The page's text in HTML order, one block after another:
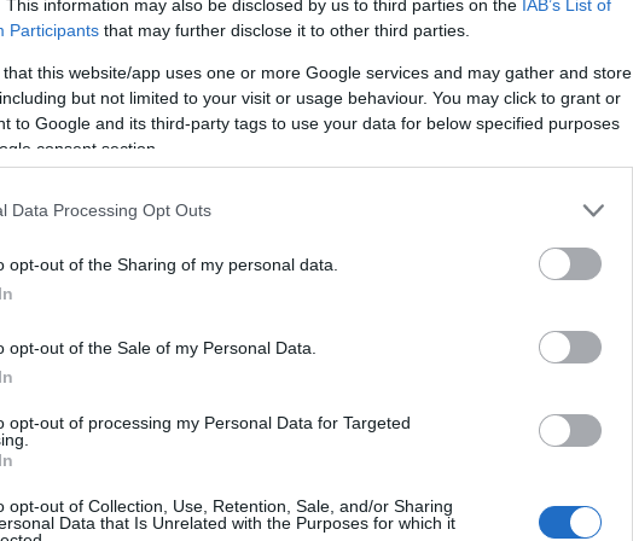
This information may also be disclosed by us to third parties on the IAB’s List of
Participants that may further disclose it to other third parties.
this website/app uses one or more Google services and may gather and store
but not limited to your visit or usage behaviour. You may click to grant or
to Google and its third-party tags to use your data for below specified purposes
consent section.
Data Processing Opt Outs
opt-out of the Sharing of my personal data.
opt-out of the Sale of my Personal Data.
opt-out of processing my Personal Data for Targeted
opt-out of Collection, Use, Retention, Sale, and/or Sharing
Data that Is Unrelated with the Purposes for which it